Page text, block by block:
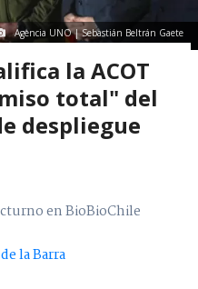
Agencia UNO | Sebastián Beltrán Gaete
la ACOT
total" del
despliegue
en BioBioChile
la Barra